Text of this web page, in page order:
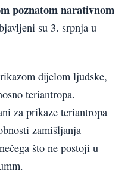
poznatom narativnom
su 3. srpnja u
dijelom ljudske,
teriantropa.
za prikaze teriantropa
zamišljanja
što ne postoji u